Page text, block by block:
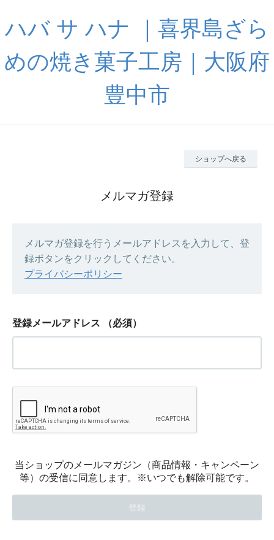
ハバ サ ハナ ｜喜界島ざら
めの焼き菓子工房｜大阪府
豊中市
ショップへ戻る
メルマガ登録
メルマガ登録を行うメールアドレスを入力して、登
録ボタンをクリックしてください。
プライバシーポリシー
登録メールアドレス （必須）
当ショップのメールマガジン（商品情報・キャンペーン
等）の受信に同意します。※いつでも解除可能です。